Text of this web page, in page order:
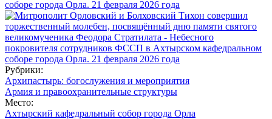
Рубрики:
Архипастырь: богослужения и мероприятия
Армия и правоохранительные структуры
Место:
Ахтырский кафедральный собор города Орла